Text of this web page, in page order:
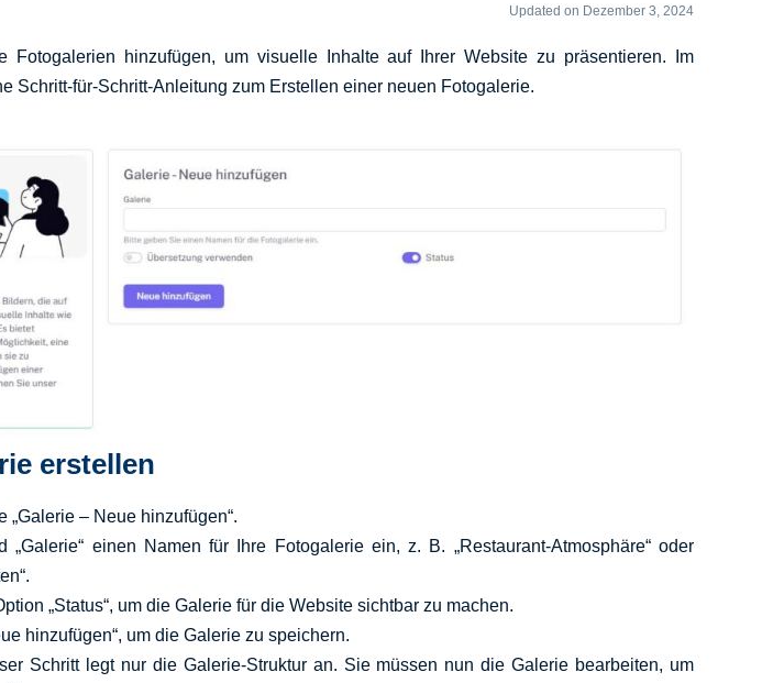
Updated on Dezember 3, 2024
Fotogalerien hinzufügen, um visuelle Inhalte auf Ihrer Website zu präsentieren. Im
Schritt-für-Schritt-Anleitung zum Erstellen einer neuen Fotogalerie.
erstellen
„Galerie – Neue hinzufügen“.
„Galerie“ einen Namen für Ihre Fotogalerie ein, z. B. „Restaurant-Atmosphäre“ oder
„Status“, um die Galerie für die Website sichtbar zu machen.
hinzufügen“, um die Galerie zu speichern.
Schritt legt nur die Galerie-Struktur an. Sie müssen nun die Galerie bearbeiten, um